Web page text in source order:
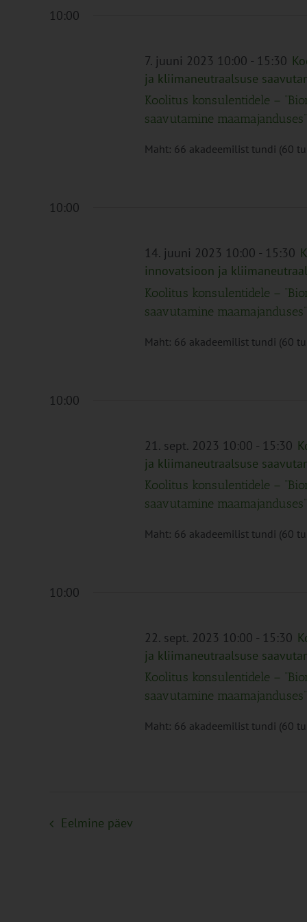
10:00
7. juuni 2023 10:00 - 15:30
ja kliimaneutraalsuse
Koolitus konsulentidele –
saavutamine maamajanduses”
Maht: 66 akadeemilist tundi (60
10:00
14. juuni 2023 10:00 - 15:30
innovatsioon ja
Koolitus konsulentidele –
saavutamine maamajanduses”
Maht: 66 akadeemilist tundi (60
10:00
21. sept. 2023 10:00 - 15:30
ja kliimaneutraalsuse
Koolitus konsulentidele –
saavutamine maamajanduses”
Maht: 66 akadeemilist tundi (60
10:00
22. sept. 2023 10:00 - 15:30
ja kliimaneutraalsuse
Koolitus konsulentidele –
saavutamine maamajanduses”
Maht: 66 akadeemilist tundi (60
Eelmine päev